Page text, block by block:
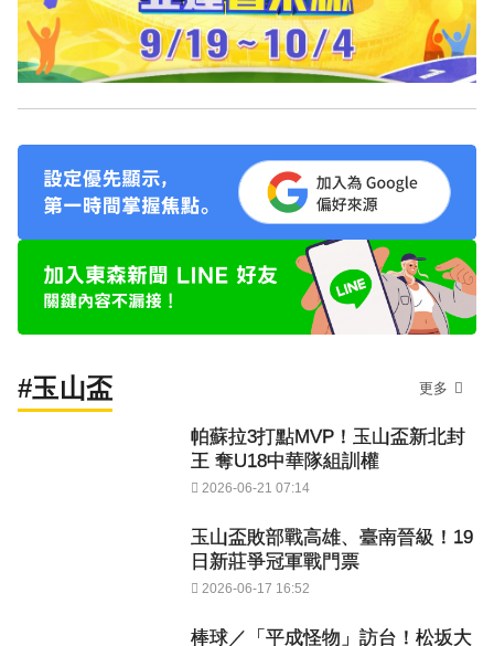
#玉山盃 更多
帕蘇拉3打點MVP！玉山盃新北封
王 奪U18中華隊組訓權
2026-06-21 07:14
玉山盃敗部戰高雄、臺南晉級！19
日新莊爭冠軍戰門票
2026-06-17 16:52
棒球／「平成怪物」訪台！松坂大